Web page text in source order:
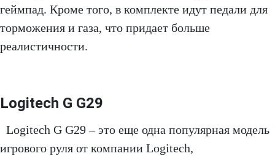
геймпад. Кроме того, в комплекте идут педали для
торможения и газа, что придает больше
реалистичности.
Logitech G G29
Logitech G G29 – это еще одна популярная модель
игрового руля от компании Logitech,